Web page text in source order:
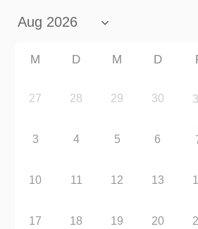
M D M D
27 28 29 30
3 4 5 6
10 11 12 13
17 18 19 20